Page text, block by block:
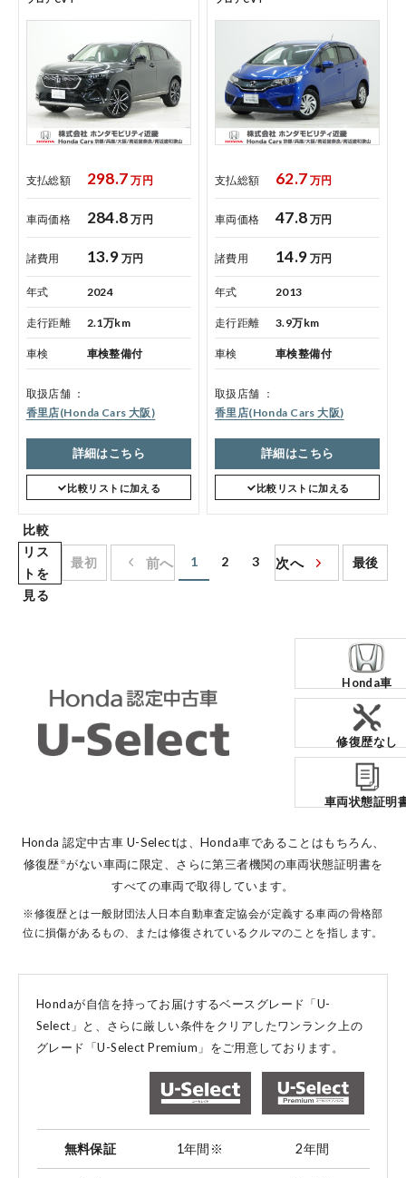
各店舗へのお問い合わせ
支払総額 298.7 万円
車両価格 284.8 万円
諸費用 13.9 万円
年式 2024
走行距離 2.1万km
車検 車検整備付
取扱店舗
香里店(Honda Cars 大阪)
詳細はこちら
比較リストに加える
支払総額 62.7 万円
車両価格 47.8 万円
諸費用 14.9 万円
年式 2013
走行距離 3.9万km
車検 車検整備付
取扱店舗
香里店(Honda Cars 大阪)
詳細はこちら
比較リストに加える
比較
リス
トを
見る
最初 前へ 1 2 3 次へ 最後
Honda車
修復歴なし
車両状態証明
Honda 認定中古車 U-Selectは、Honda車であることはもちろん、
修復歴 ※がない車両に限定、 さらに第三者機関の車両状態証明書を
すべての車両で取得しています。
※修復歴とは一般財団法人日本自動車査定協会が定義する車両の骨格部
位に損傷があるもの、または修復されているクルマのことを指します。
Hondaが自信を持ってお届けするベースグレード「U-
Select」と、 さらに厳しい条件をクリアしたワンランク上の
グレード「U-Select Premium」をご用意しております。
無料保証 1年間 ※ 2年間